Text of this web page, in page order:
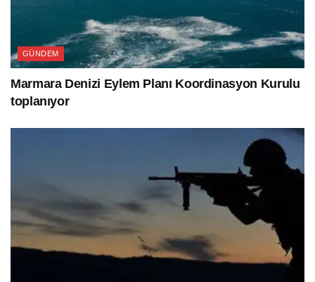
GÜNDEM
Marmara Denizi Eylem Planı Koordinasyon Kurulu
toplanıyor